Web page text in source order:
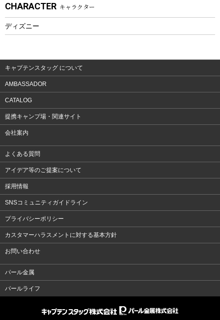
ウェア、タオル
ウェア
CHARACTER キャラクター
ディズニー
キャプテンスタッグ について
AMBASSADOR
CATALOG
提携キャンプ場・関連サイト
会社案内
よくある質問
アイデア等のご提案について
採用情報
SNSコミュニティガイドライン
プライバシーポリシー
カスタマーハラスメントに対する基本方針
お問い合わせ
パール金属
パールライフ